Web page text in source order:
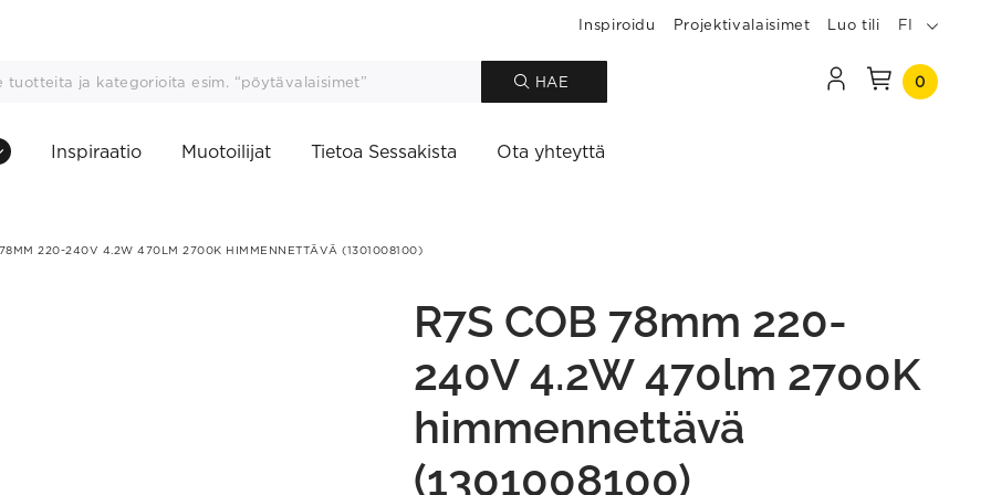
Inspiroidu Projektivalaisimet Luo tili FI
HAE 0
Inspiraatio Muotoilijat Tietoa Sessakista Ota yhteyttä
220-240V 4.2W 470LM 2700K HIMMENNETTÄVÄ (1301008100)
R7S COB 78mm 220-
240V 4.2W 470lm 2700K
himmennettävä
(1301008100)